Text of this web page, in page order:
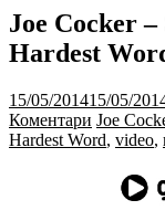
Joe Cocker –
Hardest
15/05/201415/05/
Коментари Joe
Hardest Word, video,